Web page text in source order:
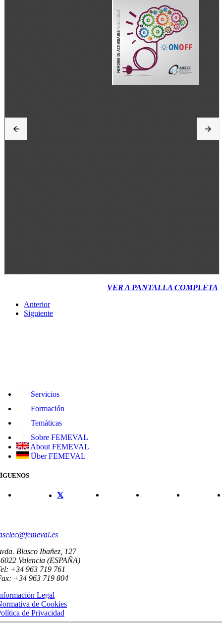
VER A PANTALLA COMPLETA
Anterior
Siguiente
Servicios
Formación
Temáticas
Sobre FEMEVAL
About FEMEVAL
Über FEMEVAL
Blasco Ibañez, 127
Valencia (ESPAÑA)
+34 963 719 761
+34 963 719 804
Legal
de Cookies
de Privacidad